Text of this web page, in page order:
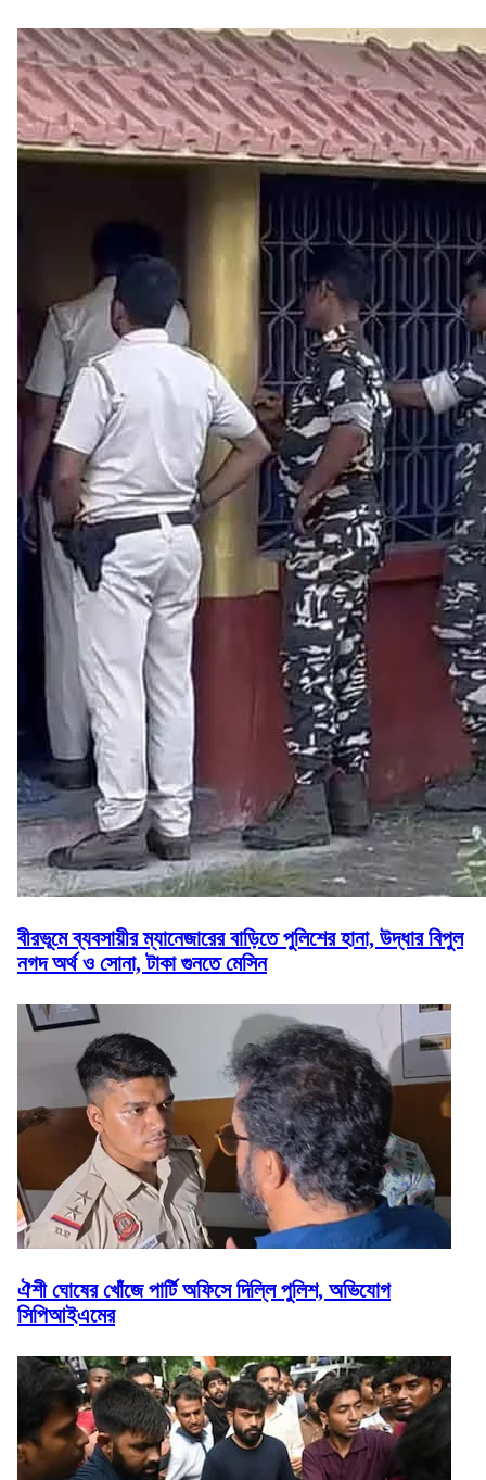
বীরভূমে ব্যবসায়ীর ম্যানেজারের বাড়িতে পুলিশের হানা, উদ্ধার বিপুল
নগদ অর্থ ও সোনা, টাকা গুনতে মেসিন
ঐশী ঘোষের খোঁজে পার্টি অফিসে দিল্লি পুলিশ, অভিযোগ
সিপিআইএমের